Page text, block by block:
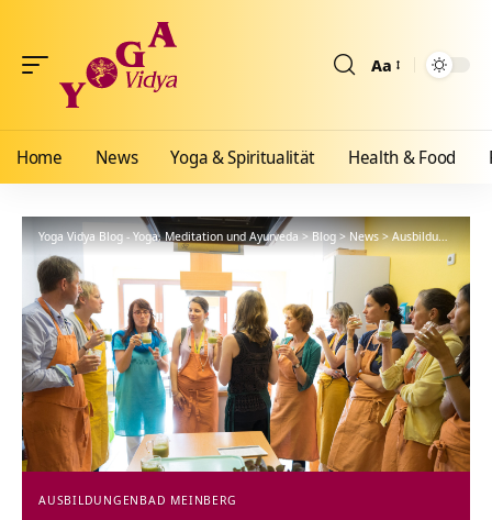
Aa
Home News Yoga & Spiritualität Health & Food
Yoga Vidya Blog - Yoga, Meditation und Ayurveda>Blog>News>Ausbildungen >
AUSBILDUNGEN BAD MEINBERG